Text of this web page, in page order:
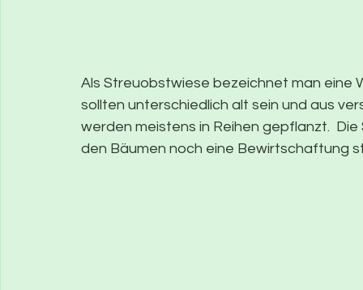
Als Streuobstwiese bezeichnet man eine
sollten unterschiedlich alt sein und aus
werden meistens in Reihen gepflanzt.
den Bäumen noch eine Bewirtschaftung